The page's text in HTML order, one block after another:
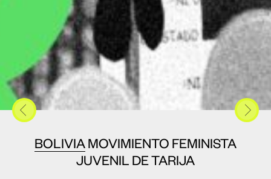
BOLIVIAMOVIMIENTO FEMINISTA
JUVENIL DE TARIJA